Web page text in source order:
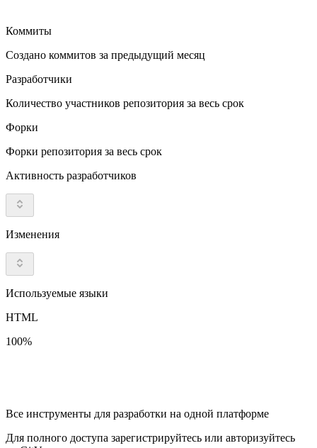
Коммиты
Создано коммитов за предыдущий месяц
Разработчики
Количество участников репозитория за весь срок
Форки
Форки репозитория за весь срок
Активность разработчиков
Изменения
Используемые языки
HTML
100%
Все инструменты для разработки на одной платформе
Для полного доступа зарегистрируйтесь или авторизуйтесь